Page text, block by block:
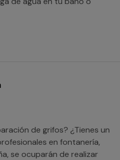
de grifos? ¿Tienes un
en fontanería,
se ocuparán de realizar